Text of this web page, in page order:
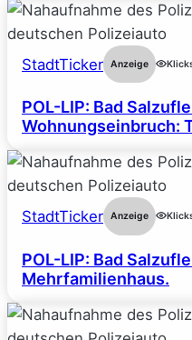
StadtTicker Anzeige
POL-LIP: Bad
Wohnungseinbruch:
StadtTicker Anzeige
POL-LIP: Bad
Mehrfamilienhaus.